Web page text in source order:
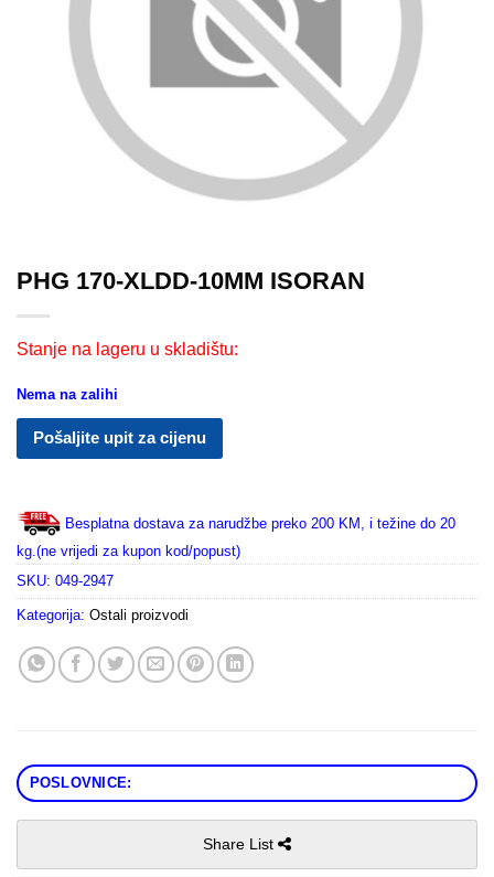
PHG 170-XLDD-10MM ISORAN
Stanje na lageru u skladištu:
Nema na zalihi
Pošaljite upit za cijenu
Besplatna dostava za narudžbe preko 200 KM, i težine do 20
kg.(ne vrijedi za kupon kod/popust)
SKU: 049-2947
Kategorija: Ostali proizvodi
POSLOVNICE:
Share List